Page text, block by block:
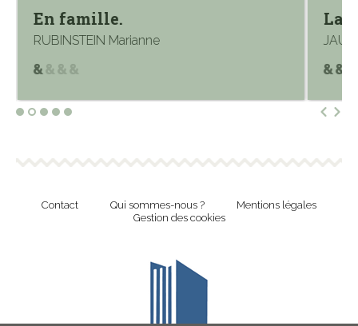
En famille.
RUBINSTEIN Marianne
Contact Qui sommes-nous ?
Mentions légales
Gestion des cookies